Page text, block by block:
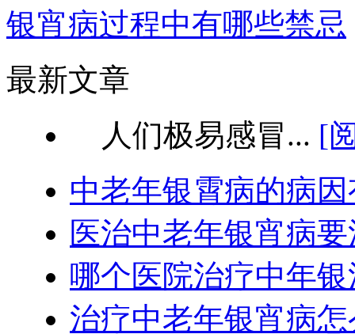
银宵病过程中有哪些禁忌
最新文章
人们极易感冒... [
中老年银霄病的病
医治中老年银宵病
哪个医院治疗中年
治疗中老年银宵病